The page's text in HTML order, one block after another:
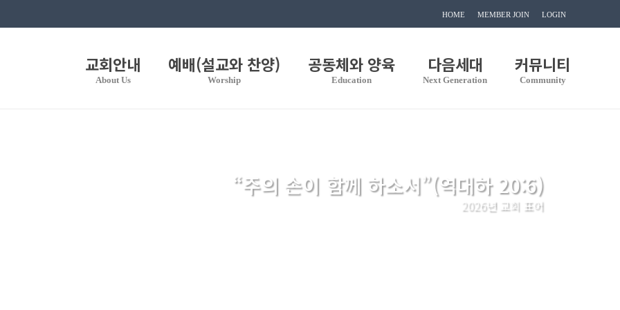
HOME MEMBER JOIN LOGIN
교회안내
About Us
예배(설교와 찬양)
Worship
공동체와 양육
Education
다음세대
Next Generation
커뮤니티
Community
“주의 손이 함께 하소서”(역대하 20:6)
2026년 교회 표어